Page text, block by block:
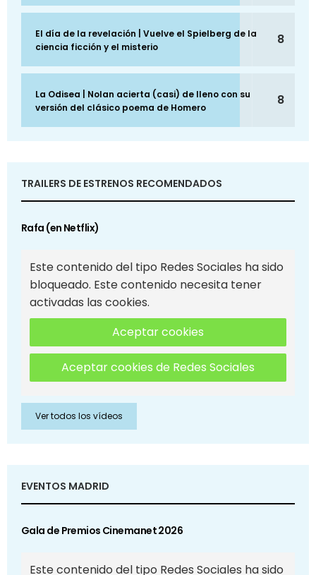
El día de la revelación | Vuelve el Spielberg de la
ciencia ficción y el misterio
8
La Odisea | Nolan acierta (casi) de lleno con su
versión del clásico poema de Homero
8
TRAILERS DE ESTRENOS RECOMENDADOS
Rafa (en Netflix)
Este contenido del tipo Redes Sociales ha sido
bloqueado. Este contenido necesita tener
activadas las cookies.
Aceptar cookies
Aceptar cookies de Redes Sociales
Ver todos los vídeos
EVENTOS MADRID
Gala de Premios Cinemanet 2026
Este contenido del tipo Redes Sociales ha sido